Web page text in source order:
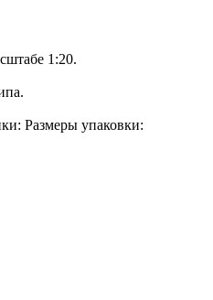
1:20.
Размеры упаковки: